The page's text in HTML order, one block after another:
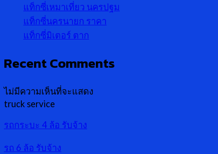
แท็กซี่เหมาเที่ยว นครปฐม
แท็กซี่นครนายก ราคา
แท็กซี่มิเตอร์ ตาก
Recent Comments
ไม่มีความเห็นที่จะแสดง
truck service
รถกระบะ 4 ล้อ รับจ้าง
รถ 6 ล้อ รับจ้าง